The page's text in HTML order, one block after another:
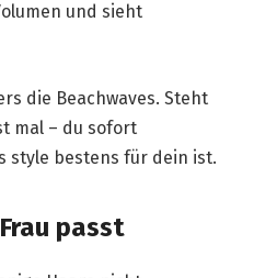
und sieht
die Beachwaves. Steht
mal – du sofort
style bestens für dein ist.
passt